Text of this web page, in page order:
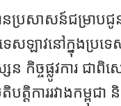
ប្រសាសន៍ជម្រាបជូ
េសឡាវនៅក្នុងប្រ
ន កិច្ចផ្លូវការ ជា
ការរវាងកម្ពុជា